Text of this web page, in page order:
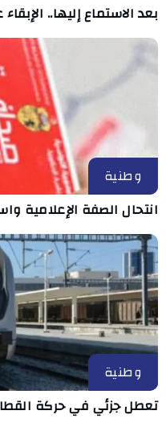
بعد الاستماع إليها..
وطنية
انتحال الصفة الإعلامية
وطنية
تعطل جزئي في حركة